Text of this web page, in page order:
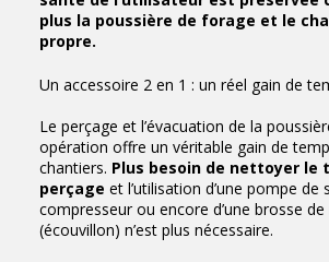
plus la poussière de forage et le
propre.
Un accessoire 2 en 1 : un réel gain de
Le perçage et l’évacuation de la
opération offre un véritable gain de
chantiers. Plus besoin de nettoyer le
perçage et l’utilisation d’une pompe de
compresseur ou encore d’une brosse
(écouvillon) n’est plus nécessaire.